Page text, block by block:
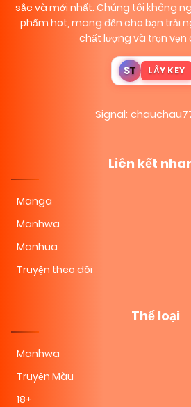
sắc và mới nhất. Chúng tôi không
phẩm hot, mang đến cho bạn trải
chất lượng và trọn vẹn
ST LẤY KEY
Signal:
Liên kết
Manga
Manhwa
Manhua
Truyện theo dõi
Thể loại
Manhwa
Truyện Màu
18+